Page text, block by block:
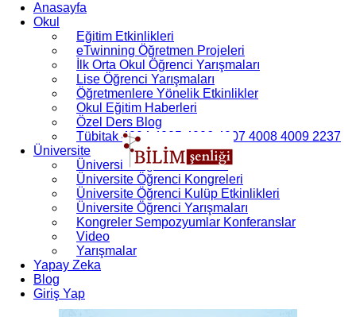
Anasayfa
Okul
Eğitim Etkinlikleri
eTwinning Öğretmen Projeleri
İlk Orta Okul Öğrenci Yarışmaları
Lise Öğrenci Yarışmaları
Öğretmenlere Yönelik Etkinlikler
Okul Eğitim Haberleri
Özel Ders Blog
Tübitak 4004 4005 4006 4007 4008 4009 2237
Üniversite
Üniversite Öğrenci Bursları
Üniversite Öğrenci Kongreleri
Üniversite Öğrenci Kulüp Etkinlikleri
Üniversite Öğrenci Yarışmaları
Kongreler Sempozyumlar Konferanslar
Video
Yarışmalar
Yapay Zeka
Blog
Giriş Yap